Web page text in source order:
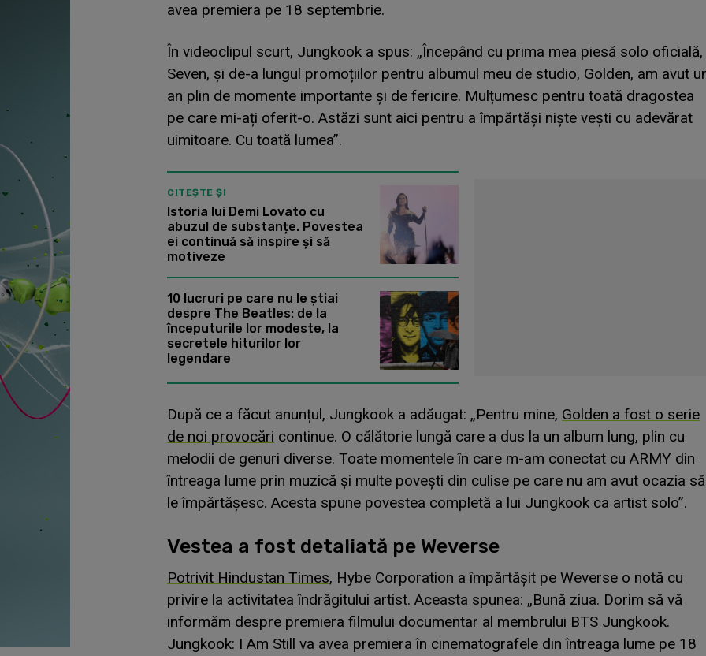
avea premiera pe 18 septembrie.
În videoclipul scurt, Jungkook a spus: „Începând cu prima mea piesă solo oficială,
Seven, și de-a lungul promoțiilor pentru albumul meu de studio, Golden, am avut
an plin de momente importante și de fericire. Mulțumesc pentru toată dragostea
pe care mi-ați oferit-o. Astăzi sunt aici pentru a împărtăși niște vești cu adevărat
uimitoare. Cu toată lumea”.
CITEȘTE ȘI
Istoria lui Demi Lovato cu
abuzul de substanțe. Povestea
ei continuă să inspire și să
motiveze
10 lucruri pe care nu le știai
despre The Beatles: de la
începuturile lor modeste, la
secretele hiturilor lor
legendare
După ce a făcut anunțul, Jungkook a adăugat: „Pentru mine, Golden a fost o serie
de noi provocări continue. O călătorie lungă care a dus la un album lung, plin cu
melodii de genuri diverse. Toate momentele în care m-am conectat cu ARMY din
întreaga lume prin muzică și multe povești din culise pe care nu am avut ocazia să
le împărtășesc. Acesta spune povestea completă a lui Jungkook ca artist solo”.
Vestea a fost detaliată pe Weverse
Potrivit Hindustan Times, Hybe Corporation a împărtășit pe Weverse o notă cu
privire la activitatea îndrăgitului artist. Aceasta spunea: „Bună ziua. Dorim să vă
informăm despre premiera filmului documentar al membrului BTS Jungkook.
Jungkook: I Am Still va avea premiera în cinematografele din întreaga lume pe 18